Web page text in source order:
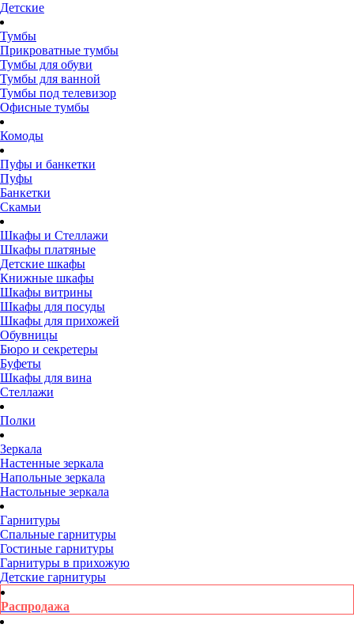
Детские
Тумбы
Прикроватные тумбы
Тумбы для обуви
Тумбы для ванной
Тумбы под телевизор
Офисные тумбы
Комоды
Пуфы и банкетки
Пуфы
Банкетки
Скамьи
Шкафы и Стеллажи
Шкафы платяные
Детские шкафы
Книжные шкафы
Шкафы витрины
Шкафы для посуды
Шкафы для прихожей
Обувницы
Бюро и секретеры
Буфеты
Шкафы для вина
Стеллажи
Полки
Зеркала
Настенные зеркала
Напольные зеркала
Настольные зеркала
Гарнитуры
Спальные гарнитуры
Гостиные гарнитуры
Гарнитуры в прихожую
Детские гарнитуры
Распродажа